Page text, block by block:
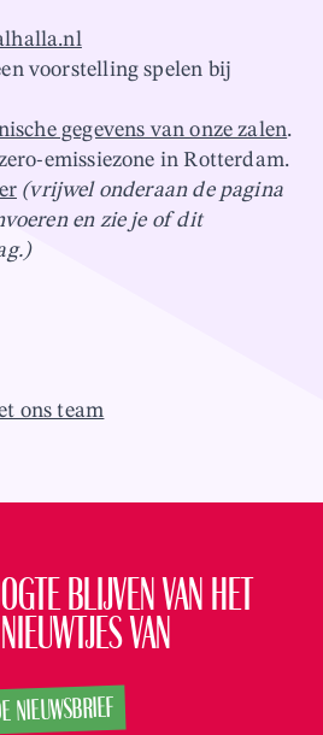
voorstelling spelen bij
gegevens van onze zalen.
emissiezone in Rotterdam.
(vrijwel onderaan de pagina
en zie je of dit
ons team
blijven van het
van
NIEUWSBRIEF